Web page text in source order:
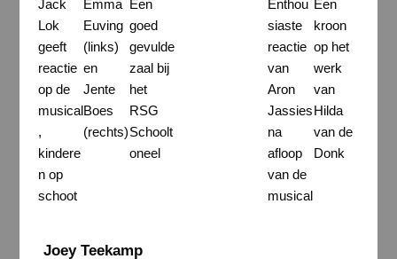
Jack
Lok
geeft
reactie
op de
musical
,
kindere
n op
schoot
Emma
Euving
(links)
en
Jente
Boes
(rechts)
Een
goed
gevulde
zaal bij
het
RSG
Schoolt
oneel
Enthou
siaste
reactie
van
Aron
Jassies
na
afloop
van de
musical
Een
kroon
op het
werk
van
Hilda
van de
Donk
Joey Teekamp